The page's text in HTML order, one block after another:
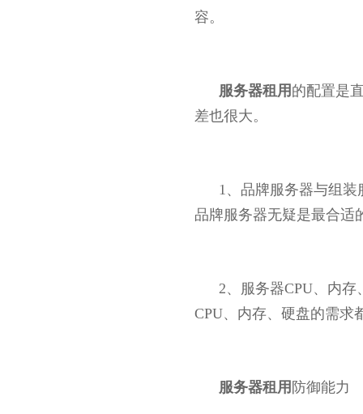
容。
服务器租用 的配置是
差也很大。
1、品牌服务器与组
品牌服务器无疑是最合适
2、服务器CPU、内
CPU、内存、硬盘的需求
服务器租用 防御能力